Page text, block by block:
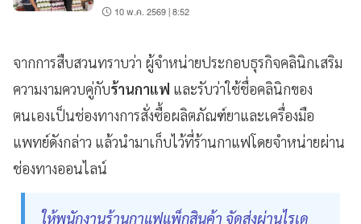
10 พ.ค. 2569 | 8:52
จากการสืบสวนทราบว่า ผู้จำหน่ายประกอบธุรกิจคลินิกเสริม
ความงามควบคู่กับร้านกาแฟ และรับว่าใช้ชื่อคลินิกของ
ตนเองเป็นช่องทางการสั่งซื้อผลิตภัณฑ์ยาและเครื่องมือ
แพทย์ดังกล่าว แล้วนำมาเก็บไว้ที่ร้านกาแฟโดยจำหน่ายผ่าน
ช่องทางออนไลน์
ให้พนักงานร้านกาแฟแพ็กสินค้า จัดส่งผ่านไรเด